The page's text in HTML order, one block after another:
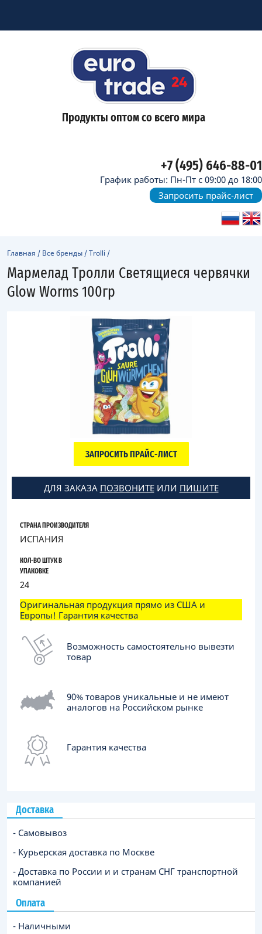
Продукты оптом со всего мира
+7 (495) 646-88-01
График работы: Пн-Пт с 09:00 до 18:00
Запросить прайс-лист
Главная / Все бренды /Trolli /
Мармелад Тролли Светящиеся червячки
Glow Worms 100гр
ЗАПРОСИТЬ ПРАЙС-ЛИСТ
ДЛЯ ЗАКАЗА ПОЗВОНИТЕИЛИ ПИШИТЕ
СТРАНА ПРОИЗВОДИТЕЛЯ
ИСПАНИЯ
КОЛ-ВО ШТУК В
УПАКОВКЕ
24
Оригинальная продукция прямо из США и
Европы! Гарантия качества
Возможность самостоятельно вывезти
товар
90% товаров уникальные и не имеют
аналогов на Российском рынке
Гарантия качества
Доставка
- Самовывоз
- Курьерская доставка по Москве
- Доставка по России и и странам СНГ транспортной
компанией
Оплата
- Наличными